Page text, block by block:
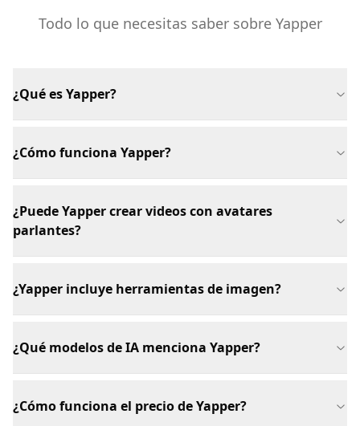
Todo lo que necesitas saber sobre Yapper
¿Qué es Yapper?
¿Cómo funciona Yapper?
¿Puede Yapper crear videos con avatares
parlantes?
¿Yapper incluye herramientas de imagen?
¿Qué modelos de IA menciona Yapper?
¿Cómo funciona el precio de Yapper?